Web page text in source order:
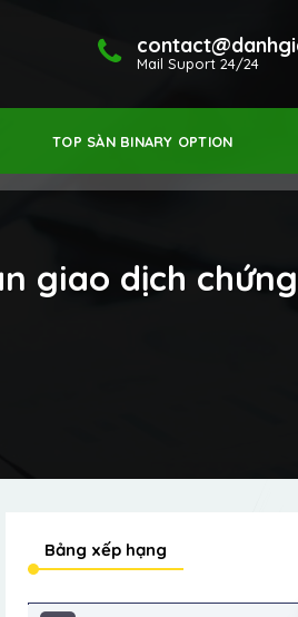
Mail Suport 24/24
TOP SÀN BINARY OPTION
giao dịch chứng
Bảng xếp hạng